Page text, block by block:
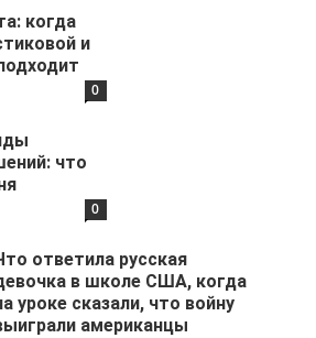
когда
и
0
что
0
ответила русская
в школе США, когда
уроке сказали, что войну
американцы